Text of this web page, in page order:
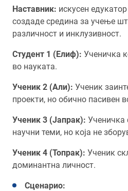
Наставник: искусен
создаде средина за учење
различност и инклузивност.
Студент 1 (Елиф): Ученичка
во науката.
Ученик 2 (Али): Ученик
проекти, но обично пасивен
Ученик 3 (Јапрак): Ученичка
научни теми, но која не
Ученик 4 (Топрак): Ученик
доминантна личност.
Сценарио: